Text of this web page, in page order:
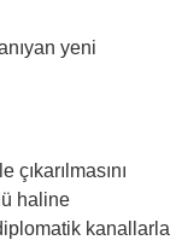
yeni
haline
kanallarla